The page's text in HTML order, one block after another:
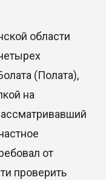
области
(Полата),
на
от
проверить